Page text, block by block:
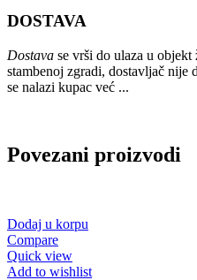
DOSTAVA
Dostava se vrši do ulaza u
stambenoj zgradi, dostavljač nije
se nalazi kupac već ...
Povezani proizvodi
Dodaj u korpu
Compare
Quick view
Add to wishlist